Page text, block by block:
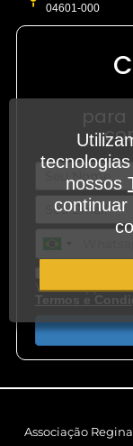
04601-000
para
Aceito
WhatsApp e
Termos e
Associação
nossos
continuar